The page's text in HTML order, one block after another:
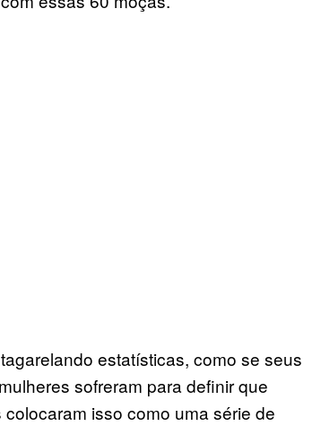
estatísticas, como se seus
sofreram para definir que
isso como uma série de